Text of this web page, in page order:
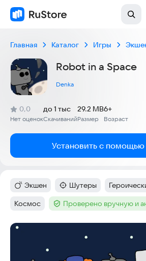
Главная Каталог Игры
Robot in a Space
Denka
Рейтинг:
0,0
(
Нет оценок
)
Скачиваний
до 1 тыс
Размер
29.2 MB
Возраст
6+
Установить с помощью
Категория
Экшен Категория:
Шутеры Тег:
Тег:
Космос Тег :Проверено вручную и
Скриншоты